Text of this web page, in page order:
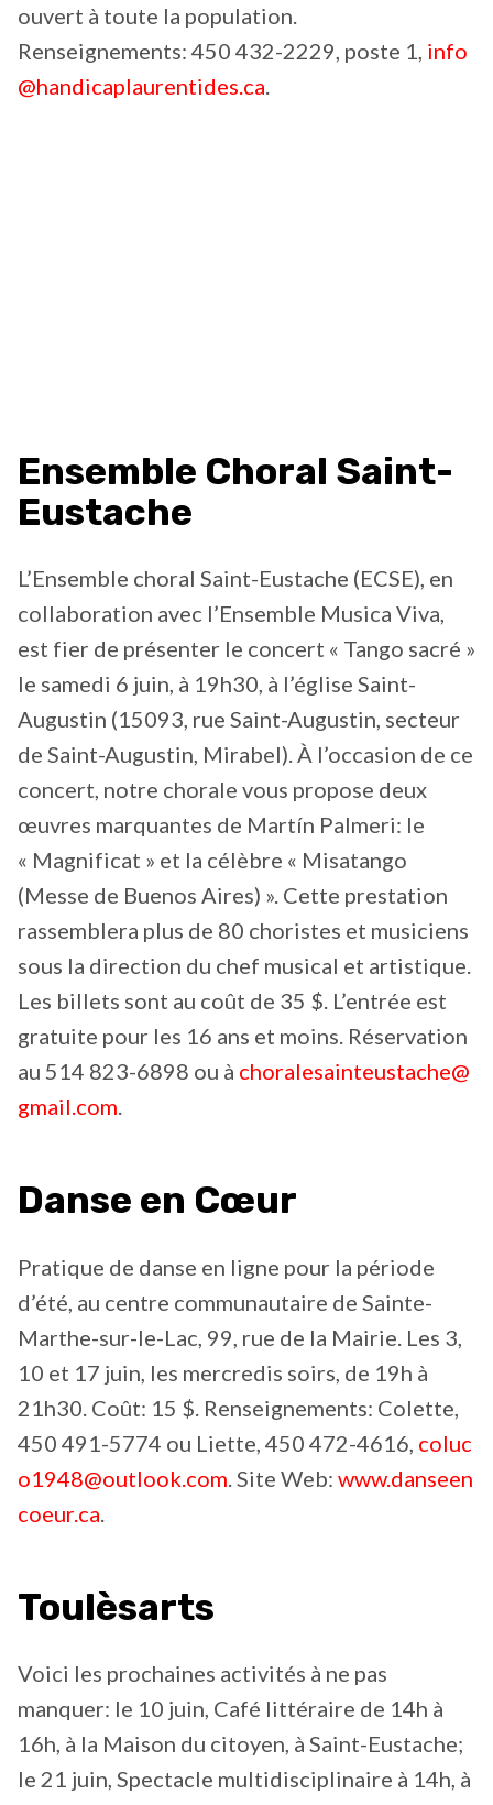
ouvert à toute la population.
Renseignements: 450 432-2229, poste 1, info
@handicaplaurentides.ca
Ensemble Choral Saint-
Eustache
L’Ensemble choral Saint-Eustache (ECSE), en
collaboration avec l’Ensemble Musica Viva,
est fier de présenter le concert « Tango sacré »
le samedi 6 juin, à 19h30, à l’église Saint-
Augustin (15093, rue Saint-Augustin, secteur
de Saint-Augustin, Mirabel). À l’occasion de ce
concert, notre chorale vous propose deux
œuvres marquantes de Martín Palmeri: le
« Magnificat » et la célèbre « Misatango
(Messe de Buenos Aires) ». Cette prestation
rassemblera plus de 80 choristes et musiciens
sous la direction du chef musical et artistique.
Les billets sont au coût de 35 $. L’entrée est
gratuite pour les 16 ans et moins. Réservation
au 514 823-6898 ou à choralesainteustache@
gmail.com.
Danse en Cœur
Pratique de danse en ligne pour la période
d’été, au centre communautaire de Sainte-
Marthe-sur-le-Lac, 99, rue de la Mairie. Les 3,
10 et 17 juin, les mercredis soirs, de 19h à
21h30. Coût: 15 $. Renseignements: Colette,
450 491-5774 ou Liette, 450 472-4616, coluc
o1948@outlook.com . Site Web: www.danseen
coeur.ca
Toulèsarts
Voici les prochaines activités à ne pas
manquer: le 10 juin, Café littéraire de 14h à
16h, à la Maison du citoyen, à Saint-Eustache;
le 21 juin, Spectacle multidisciplinaire à 14h, à